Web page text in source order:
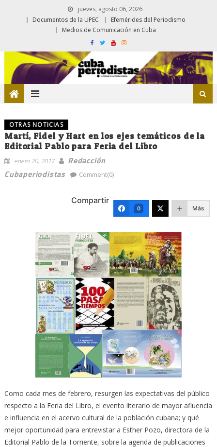
jueves, agosto 06, 2026
Documentos de la UPEC
Efemérides del Periodismo
Medios de Comunicación en Cuba
OTRAS NOTICIAS
Martí, Fidel y Hart en los ejes temáticos de la
Editorial Pablo para Feria del Libro
enero 20, 2017
Redacción
Cubaperiodistas
Comment(0)
Compartir
0 Más
Como cada mes de febrero, resurgen las expectativas del público
respecto a la Feria del Libro, el evento literario de mayor afluencia
e influencia en el acervo cultural de la población cubana; y qué
mejor oportunidad para entrevistar a Esther Pozo, directora de la
Editorial Pablo de la Torriente, sobre la agenda de publicaciones